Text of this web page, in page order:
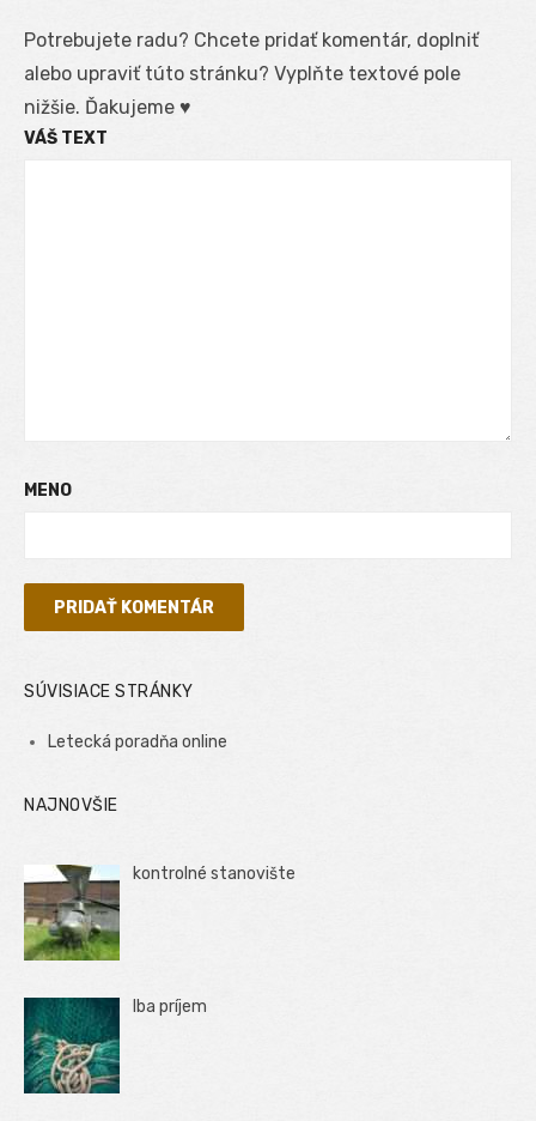
Potrebujete radu? Chcete pridať komentár, doplniť
alebo upraviť túto stránku? Vyplňte textové pole
nižšie. Ďakujeme ♥
VÁŠ TEXT
MENO
SÚVISIACE STRÁNKY
Letecká poradňa online
NAJNOVŠIE
kontrolné stanovište
Iba príjem